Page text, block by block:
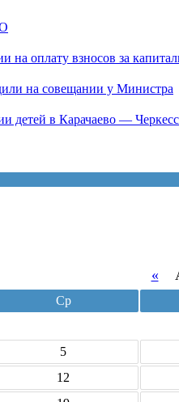
оплату взносов за
на совещании у Министра
детей в Карачаево —
«
Ср
5
12